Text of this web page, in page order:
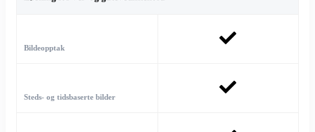
Bildeopptak
Steds- og tidsbaserte bilder